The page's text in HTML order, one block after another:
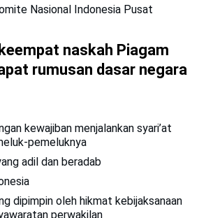
Nasional Indonesia Pusat
naskah Piagam
rumusan dasar negara
kewajiban menjalankan syari’at
pemeluknya
adil dan beradab
dipimpin oleh hikmat kebijaksanaan
perwakilan